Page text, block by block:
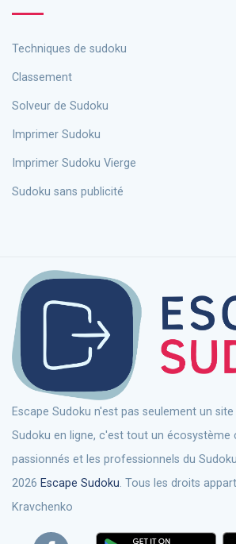
Techniques de sudoku
Classement
Solveur de Sudoku
Imprimer Sudoku
Imprimer Sudoku Vierge
Sudoku sans publicité
Escape Sudoku n'est pas seulement un site pour jouer au
Sudoku en ligne, c'est tout un écosystème
passionnés et les professionnels du
2026 Escape Sudoku. Tous les droits
Kravchenko